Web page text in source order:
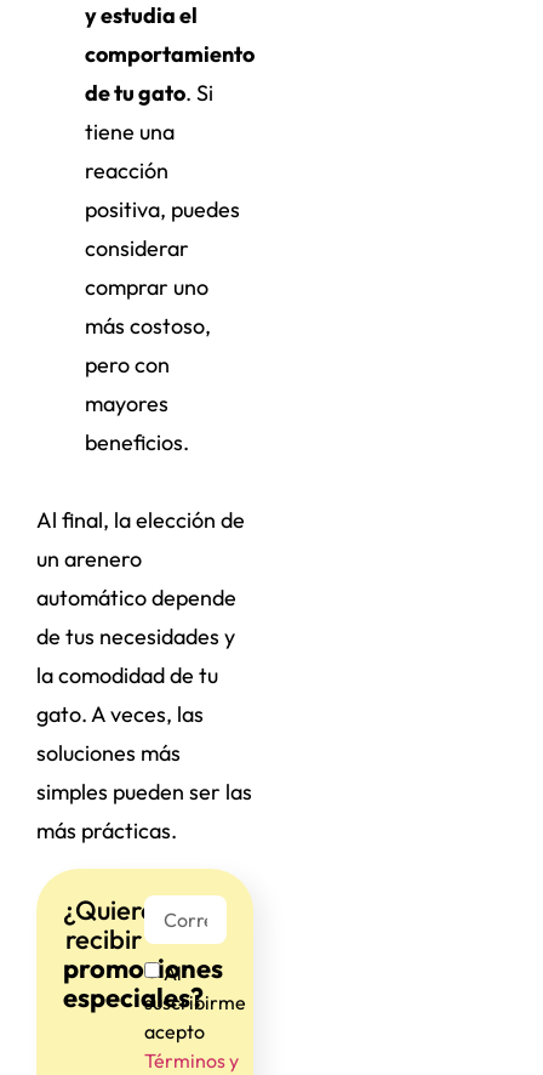
y estudia el
comportamiento
de tu gato. Si
tiene una
reacción
positiva, puedes
considerar
comprar uno
más costoso,
pero con
mayores
beneficios.
Al final, la elección de
un arenero
automático depende
de tus necesidades y
la comodidad de tu
gato. A veces, las
soluciones más
simples pueden ser las
más prácticas.
¿Quieres
recibir
promociones
especiales?
Al
suscribirme
acepto
Términos y